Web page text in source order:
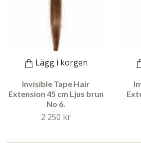
Lägg i korgen
Invisible Tape Hair
Extension 45 cm Ljus brun
No 6.
2 250 kr